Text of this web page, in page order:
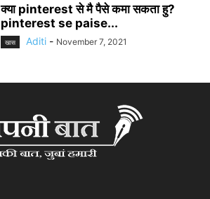
क्या pinterest से मै पैसे कमा सकता हु?
pinterest se paise...
खास Aditi - November 7, 2021